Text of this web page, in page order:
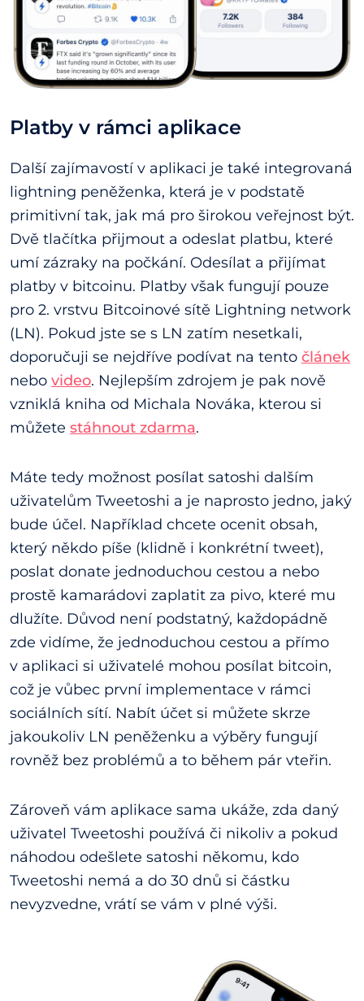
Platby v rámci aplikace
Další zajímavostí v aplikaci je také integrovaná
lightning peněženka, která je v podstatě
primitivní tak, jak má pro širokou veřejnost být.
Dvě tlačítka přijmout a odeslat platbu, které
umí zázraky na počkání. Odesílat a přijímat
platby v bitcoinu. Platby však fungují pouze
pro 2. vrstvu Bitcoinové sítě Lightning network
(LN). Pokud jste se s LN zatím nesetkali,
doporučuji se nejdříve podívat na tento článek
nebo video. Nejlepším zdrojem je pak nově
vzniklá kniha od Michala Nováka, kterou si
můžete stáhnout zdarma.
Máte tedy možnost posílat satoshi dalším
uživatelům Tweetoshi a je naprosto jedno, jaký
bude účel. Například chcete ocenit obsah,
který někdo píše (klidně i konkrétní tweet),
poslat donate jednoduchou cestou a nebo
prostě kamarádovi zaplatit za pivo, které mu
dlužíte. Důvod není podstatný, každopádně
zde vidíme, že jednoduchou cestou a přímo
v aplikaci si uživatelé mohou posílat bitcoin,
což je vůbec první implementace v rámci
sociálních sítí. Nabít účet si můžete skrze
jakoukoliv LN peněženku a výběry fungují
rovněž bez problémů a to během pár vteřin.
Zároveň vám aplikace sama ukáže, zda daný
uživatel Tweetoshi používá či nikoliv a pokud
náhodou odešlete satoshi někomu, kdo
Tweetoshi nemá a do 30 dnů si částku
nevyzvedne, vrátí se vám v plné výši.